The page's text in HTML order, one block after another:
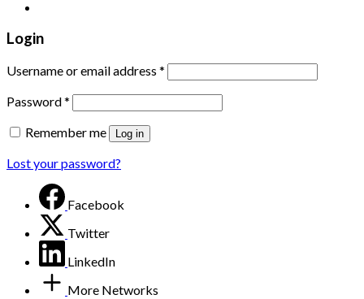
Login
Username or email address *
Password*
Remember me
Log in
Lost your password?
Facebook
Twitter
LinkedIn
More Networks